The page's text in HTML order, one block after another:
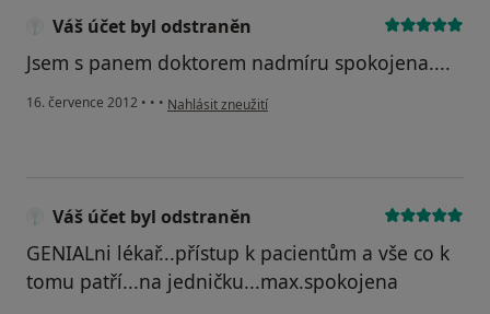
Váš účet byl odstraněn
Jsem s panem doktorem nadmíru spokojena....
16. července 2012 • • • podle názoru uživatele Váš účet byl odstraněn
Nahlásit zneužití
Váš účet byl odstraněn
GENIALni lékař...přístup k pacientům a vše co k
tomu patří...na jedničku...max.spokojena